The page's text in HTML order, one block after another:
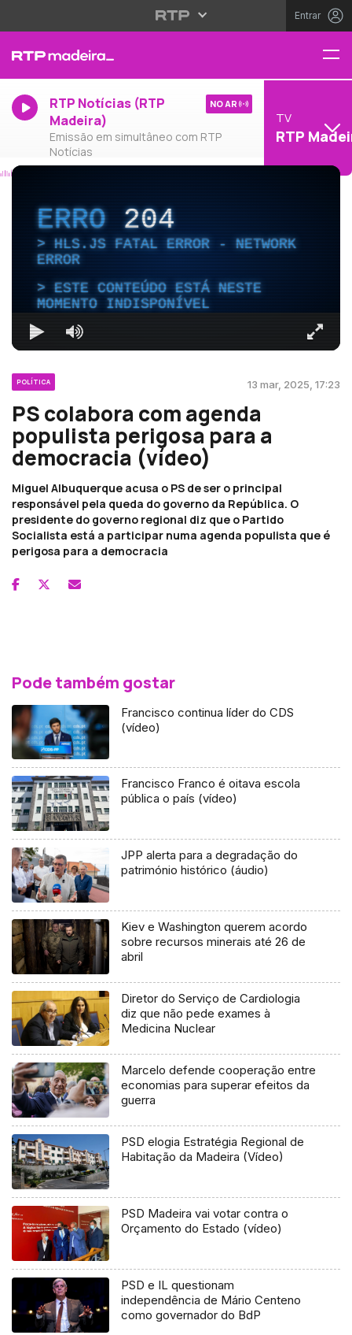
Entrar
RTP Notícias (RTP
Madeira)
Emissão em simultâneo com RTP
Notícias
NO AR
TV
RTP
ERRO204
HLS.JS FATAL ERROR - NETWORK
ERROR
ESTE CONTEÚDO ESTÁ NESTE
MOMENTO INDISPONÍVEL
POLÍTICA 13 mar, 2025, 17:23
PS colabora com agenda
populista perigosa para a
democracia (vídeo)
Miguel Albuquerque acusa o PS de ser o principal
responsável pela queda do governo da República. O
presidente do governo regional diz que o Partido
Socialista está a participar numa agenda populista que é
perigosa para a democracia
Pode também gostar
Francisco continua líder do CDS
(vídeo)
Francisco Franco é oitava escola
pública o país (vídeo)
JPP alerta para a degradação do
património histórico (áudio)
Kiev e Washington querem acordo
sobre recursos minerais até 26 de
abril
Diretor do Serviço de Cardiologia
diz que não pede exames à
Medicina Nuclear
Marcelo defende cooperação entre
economias para superar efeitos da
guerra
PSD elogia Estratégia Regional de
Habitação da Madeira (Vídeo)
PSD Madeira vai votar contra o
Orçamento do Estado (vídeo)
PSD e IL questionam
independência de Mário Centeno
como governador do BdP